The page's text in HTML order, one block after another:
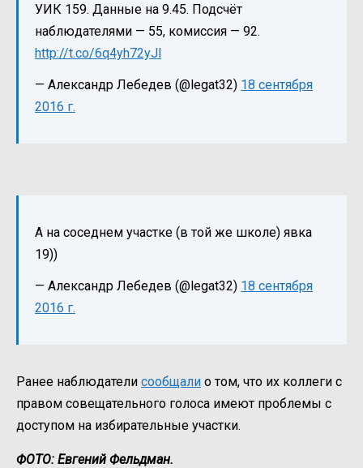
УИК 159. Данные на 9.45. Подсчёт
наблюдателями — 55, комиссия — 92.
http://t.co/6q4yh72yJl
— Александр Лебедев (@legat32) 18 сентября
2016 г.
А на соседнем участке (в той же школе) явка
19))
— Александр Лебедев (@legat32) 18 сентября
2016 г.
Ранее наблюдатели сообщали о том, что их коллеги с
правом совещательного голоса имеют проблемы с
доступом на избирательные участки.
ФОТО: Евгений Фельдман.